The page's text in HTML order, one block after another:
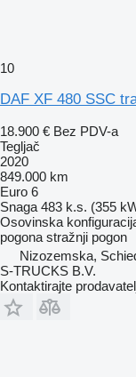
10
DAF XF 480 SSC
18.900 € Bez PDV-a
Tegljač
2020
849.000 km
Euro 6
Snaga 483 k.s. (355
Osovinska
pogona stražnji pogon
Nizozemska,
S-TRUCKS B.V.
Kontaktirajte